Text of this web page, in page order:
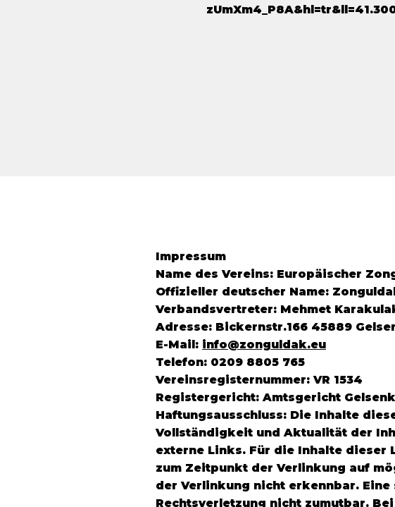
Impressum
Name des Vereins: Europäischer
Offizieller deutscher Name:
Verbandsvertreter: Mehmet
Adresse: Bickernstr.166 45889
E-Mail: info@zonguldak.eu
Telefon: 0209 8805 765
Vereinsregisternummer: VR 1534
Registergericht: Amtsgericht
Haftungsausschluss: Die Inhalte
Vollständigkeit und Aktualität der
externe Links. Für die Inhalte
zum Zeitpunkt der Verlinkung auf
der Verlinkung nicht erkennbar.
Rechtsverletzung nicht zumutbar.